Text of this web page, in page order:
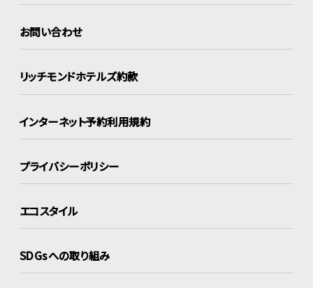
お問い合わせ
リッチモンドホテルズ約款
インターネット予約利用規約
プライバシーポリシー
エコスタイル
SDGsへの取り組み